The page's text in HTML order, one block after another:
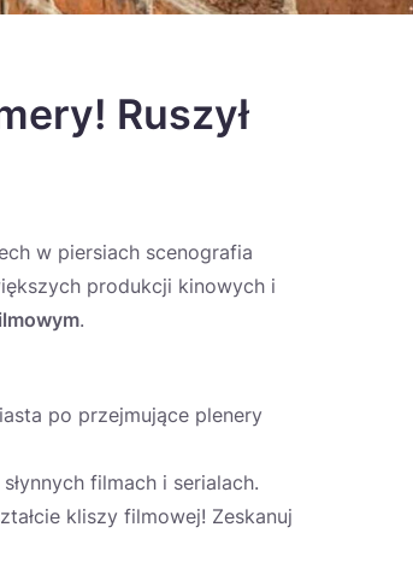
Ruszył
w piersiach scenografia
produkcji kinowych i
.
po przejmujące plenery
filmach i serialach.
kliszy filmowej! Zeskanuj